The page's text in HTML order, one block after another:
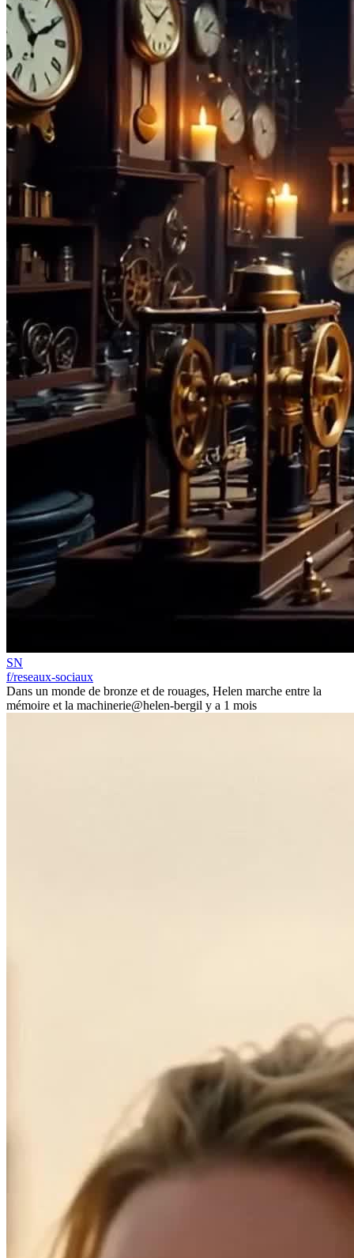
SN
f/reseaux-sociaux
Dans un monde de bronze et de rouages, Helen marche entre la
mémoire et la machinerie@helen-bergil y a 1 mois